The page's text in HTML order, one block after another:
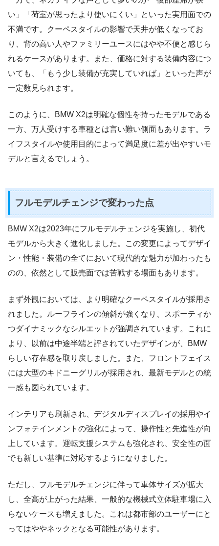
い」「荷室が思ったより使いにくい」といった実用面での
不満です。クーペスタイルの影響で天井が低くなってお
り、背の高い人やファミリーユースにはやや不便と感じら
れるケースがあります。また、価格に対する装備内容につ
いても、「もう少し装備が充実していれば」といった声が
一定数見られます。
このように、BMW X2は明確な個性を持ったモデルである
一方、万人受けする車種とは言い難い側面もあります。ラ
イフスタイルや使用目的によって満足度に差が出やすいモ
デルと言えるでしょう。
フルモデルチェンジで変わった点
BMW X2は2023年にフルモデルチェンジを実施し、初代
モデルから大きく進化しました。この変更によってデザイ
ン・性能・装備の全てにおいて現代的な魅力が加わったも
のの、依然として販売面では苦戦する場面もあります。
まず外観においては、より明確なクーペスタイルが採用さ
れました。ルーフラインの傾斜が強くなり、スポーティか
つダイナミックなシルエットが強調されています。これに
より、以前は中途半端と評されていたデザインが、BMW
らしい存在感を取り戻しました。また、フロントフェイス
には大型のキドニーグリルが採用され、最新モデルとの統
一感も図られています。
インテリアも刷新され、デジタルディスプレイの採用やイ
ンフォテインメントの強化によって、操作性と先進性が向
上しています。運転支援システムも強化され、安全性の面
でも新しい基準に対応するようになりました。
ただし、フルモデルチェンジに伴って車体サイズが拡大
し、全高が上がった結果、一般的な機械式立体駐車場に入
らないケースも増えました。これは都市部のユーザーにと
ってはややネックとなる可能性があります。